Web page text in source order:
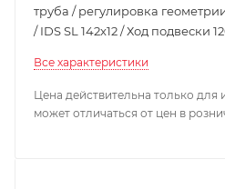
труба / регулировка
/ IDS SL 142x12 / Ход подвески
Все характеристики
Цена действительна только для
может отличаться от цен в